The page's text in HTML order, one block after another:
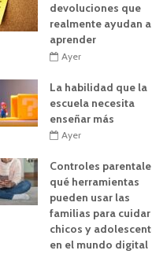
devoluciones que
realmente ayudan a
aprender
Ayer
La habilidad que la
escuela necesita
enseñar más
Ayer
Controles
qué herramientas
pueden usar las
familias para cuidar
chicos y
en el mundo digital